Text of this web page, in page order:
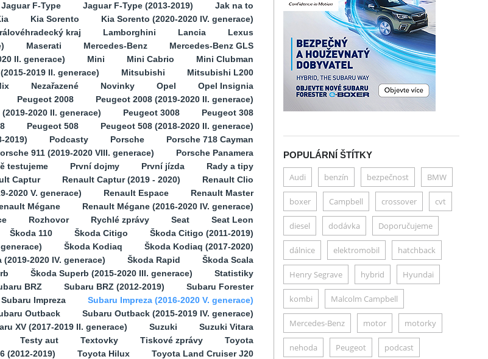
Jaguar F-Type Jaguar F-Type (2013-2019)
Jak na to
Kia Sorento
Kia Sorento (2020-2020 IV. generace)
kraj Lamborghini Lancia
Lexus
Maserati Mercedes-Benz
Mercedes-Benz GLS
II. generace)
Mini Mini Cabrio
Mini Clubman
2019 II. generace)
Mitsubishi
Mitsubishi L200
Nezařazené Novinky Opel
Opel Insignia
Peugeot 2008
Peugeot 2008 (2019-2020 II. generace)
2020 II. generace) Peugeot 3008
Peugeot 308
Peugeot 508
Peugeot 508 (2018-2020 II. generace)
2019) Podcasty Porsche
Porsche 718 Cayman
911 (2019-2020 VIII. generace)
Porsche Panamera
testujeme První dojmy První jízda
Rady a tipy
Captur Renault Captur (2019 - 2020)
Renault Clio
2020 V. generace)
Renault Espace
Renault Master
Mégane
Renault Mégane (2016-2020 IV. generace)
Rozhovor Rychlé zprávy Seat
Seat Leon
Škoda 110 Škoda Citigo
Škoda Citigo (2011-2019)
Škoda Kodiaq
Škoda Kodiaq (2017-2020)
2020 IV. generace) Škoda Rapid
Škoda Scala
Škoda Superb (2015-2020 III. generace)
Statistiky
BRZ Subaru BRZ (2012-2019)
Subaru Forester
Subaru Impreza
Subaru Impreza (2016-2020 V. generace)
Outback
Subaru Outback (2015-2019 IV. generace)
XV (2017-2019 II. generace) Suzuki
Suzuki Vitara
Testy aut Textovky Tiskové zprávy
Toyota
(2012-2019) Toyota Hilux
Toyota Land Cruiser J20
POPULÁRNÍ ŠTÍTKY
Audi benzín bezpečnost BMW
boxer Campbell crossover cvt
diesel dodávka Doporučujeme
dálnice elektromobil hatchback
Henry Segrave hybrid Hyundai
kombi Malcolm Campbell
Mercedes-Benz motor motorky
nehoda Peugeot podcast